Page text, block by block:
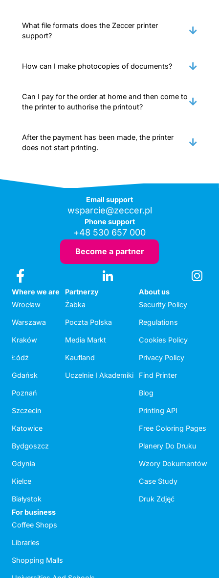
What file formats does the Zeccer printer
support?
How can I make photocopies of documents?
Can I pay for the order at home and then come to
the printer to authorise the printout?
After the payment has been made, the printer
does not start printing.
Email support
wsparcie@zeccer.pl
Phone support
+48 530 657 000
Become a partner
Where we are
Wrocław
Warszawa
Kraków
Łódź
Gdańsk
Poznań
Szczecin
Katowice
Bydgoszcz
Gdynia
Kielce
Białystok
Partnerzy
Żabka
Poczta Polska
Media Markt
Kaufland
Uczelnie I Akademiki
About us
Security Policy
Regulations
Cookies Policy
Privacy Policy
Find Printer
Blog
Printing API
Free Coloring Pages
Planery Do Druku
Wzory Dokumentów
Case Study
Druk Zdjęć
For business
Coffee Shops
Libraries
Shopping Malls